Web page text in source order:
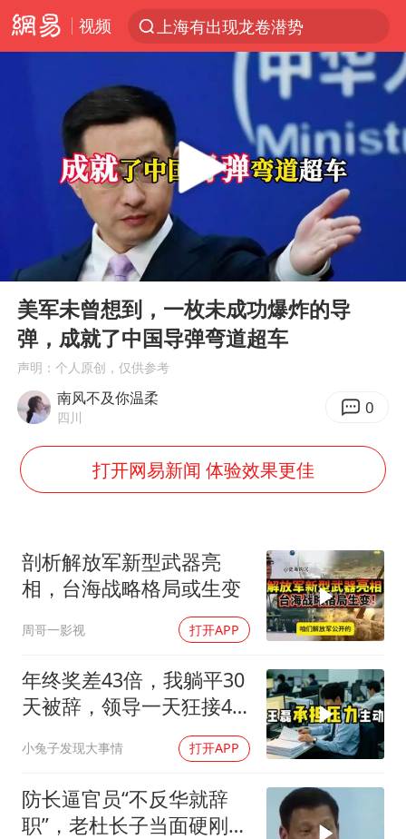
视频
上海有出现龙卷潜势
跨界融合拉长夏日经济消费链条
南京发布暴雨黄色预警
上海：5号线16号线浦江线全线停运
白海豚逼近浙闽沿海
刘畊宏加盟《披荆斩棘》
白海豚5次眼壁置换
王艺迪无缘横滨赛决赛
杭州部分地铁高架段临时停运
2025年小学教师减少13.19万
白海豚或提早3小时登陆
上海大部迎大暴雨
武契奇会见泽连斯基有何意图
“伊斯兰版北约”出现
以军士兵把枪口对准中国记者
Play
00:00 05:00
美军未曾想到，一枚未成功爆炸的导
弹，成就了中国导弹弯道超车
声明：个人原创，仅供参考
南风不及你温柔
四川 0
打开网易新闻 体验效果更佳
剖析解放军新型武器亮
相，台海战略格局或生变
周哥一影视 打开APP
年终奖差43倍，我躺平30
天被辞，领导一天狂接47
小兔子发现大事情 打开APP
防长逼官员“不反华就辞
职”，老杜长子当面硬刚：